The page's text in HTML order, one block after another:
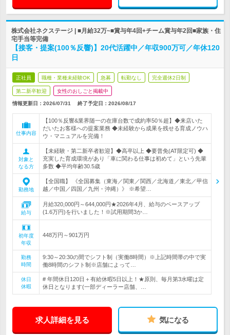
株式会社ネクステージ | ■月給32万~■賞与年4回+チーム賞与年2回■家族・住
宅手当等完備
【接客・提案(100％反響)】20代活躍中／年収900万可／年休120
日
正社員 職種・業種未経験OK 急募 転勤なし 完全週休2日制
第二新卒歓迎 女性のおしごと掲載中
情報更新日：2026/07/31 終了予定日： 2026/08/17
仕事内容
【100％反響&業界随一の在庫台数で成約率50％超】◆来店いた
だいたお客様への提案業務 ◆未経験から成果を残せる育成ノウハ
ウ・マニュアルを完備！
対象と
なる方
【未経験・第二新卒者歓迎】◆高卒以上 ◆要普免(AT限定可) ◆
充実した育成環境があり「車に関わる仕事は初めて」という先輩
多数 ◆平均年齢30.5歳
勤務地
【全国職】 《全国募集（東海／関東／関西／北海道／東北／甲信
越／中国／四国／九州・沖縄）》 ※希望…
給与
月給320,000円～644,000円★2026年4月、給与のベースアップ
(1.6万円)を行いました！※試用期間3か…
初年度
年収
448万円～901万円
勤務
時間
9:30～20:30の間でシフト制（実働8時間）※上記時間帯の中で実
働8時間のシフト制※店舗によって…
休日
休暇
# 年間休日120日＋有給休暇5日以上！★原則、毎月第3水曜は定
休日となります(一部ディーラー店舗、…
求人詳細を見る 気になる